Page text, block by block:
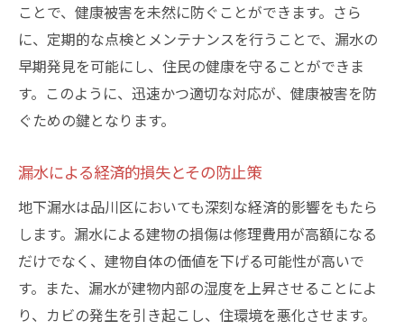
ことで、健康被害を未然に防ぐことができます。さら
に、定期的な点検とメンテナンスを行うことで、漏水の
早期発見を可能にし、住民の健康を守ることができま
す。このように、迅速かつ適切な対応が、健康被害を防
ぐための鍵となります。
漏水による経済的損失とその防止策
地下漏水は品川区においても深刻な経済的影響をもたら
します。漏水による建物の損傷は修理費用が高額になる
だけでなく、建物自体の価値を下げる可能性が高いで
す。また、漏水が建物内部の湿度を上昇させることによ
り、カビの発生を引き起こし、住環境を悪化させます。